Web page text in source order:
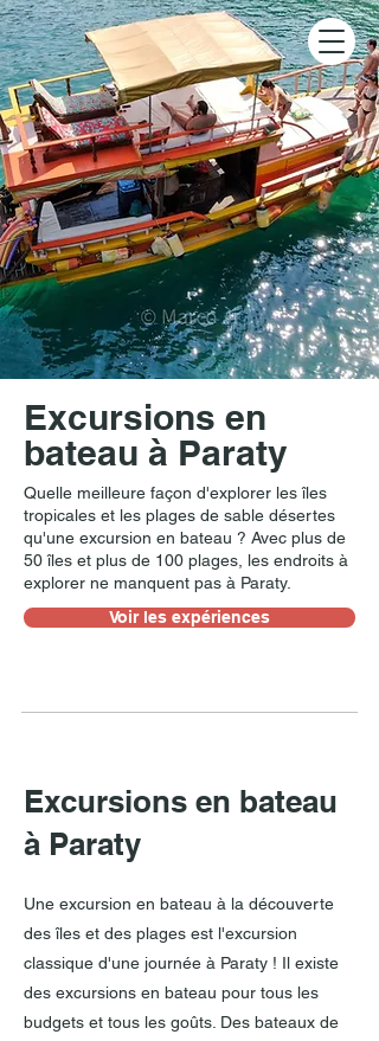
Excursions en
bateau à Paraty
Quelle meilleure façon d'explorer les îles
tropicales et les plages de sable désertes
qu'une excursion en bateau ? Avec plus de
50 îles et plus de 100 plages, les endroits à
explorer ne manquent pas à Paraty.
Voir les expériences
Excursions en bateau
à Paraty
Une excursion en bateau à la découverte
des îles et des plages est l'excursion
classique d'une journée à Paraty ! Il existe
des excursions en bateau pour tous les
budgets et tous les goûts. Des bateaux de